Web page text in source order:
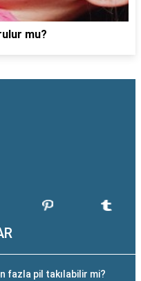
mu?
fazla pil takılabilir mi?